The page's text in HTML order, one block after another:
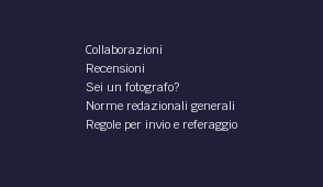
Collaborazioni
Recensioni
Sei un fotografo?
Norme redazionali generali
Regole per invio e referaggio